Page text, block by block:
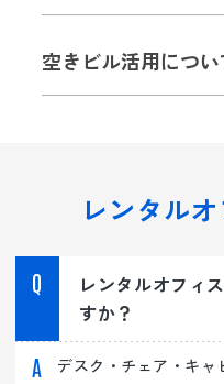
貸
空きビル活用につい
レンタル
レンタルオフィ
すか？
デスク・チェア・キ